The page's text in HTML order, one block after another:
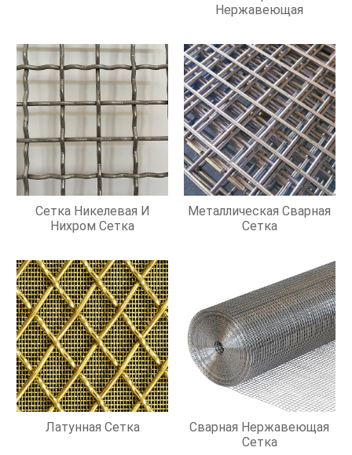
Нержавеющая
Сетка Никелевая И
Нихром Сетка
Металлическая Сварная
Сетка
Латунная Сетка
Сварная Нержавеющая
Сетка